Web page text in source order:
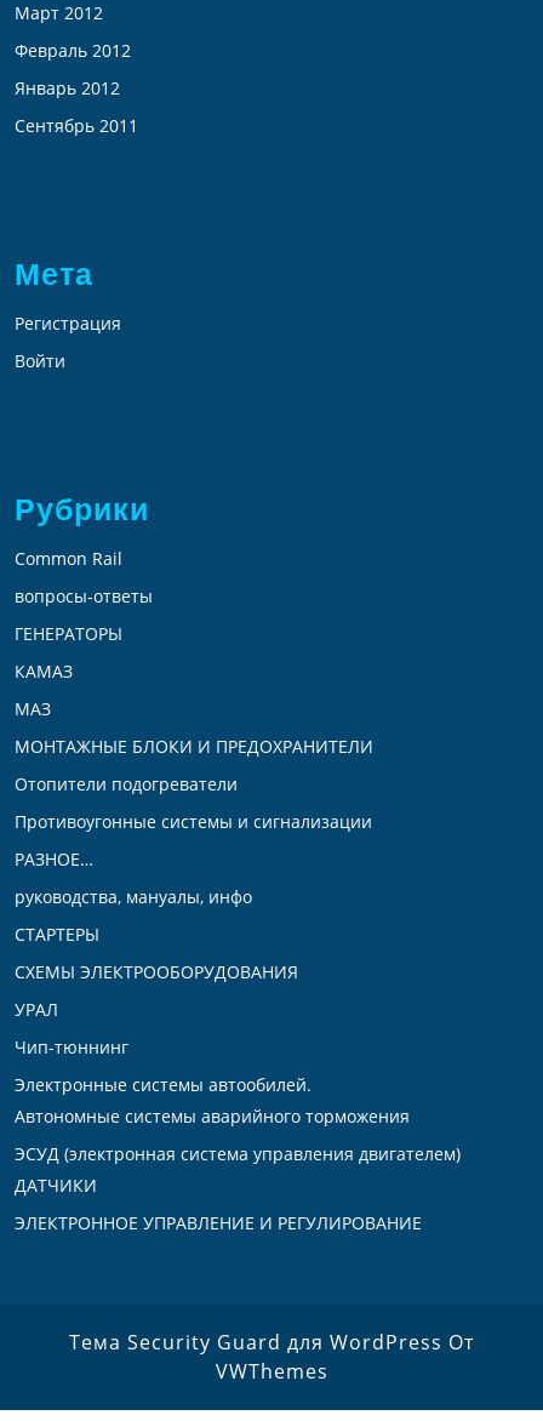
Март 2012
Февраль 2012
Январь 2012
Сентябрь 2011
Мета
Регистрация
Войти
Рубрики
Common Rail
вопросы-ответы
ГЕНЕРАТОРЫ
КАМАЗ
МАЗ
МОНТАЖНЫЕ БЛОКИ И ПРЕДОХРАНИТЕЛИ
Отопители подогреватели
Противоугонные системы и сигнализации
РАЗНОЕ…
руководства, мануалы, инфо
СТАРТЕРЫ
СХЕМЫ ЭЛЕКТРООБОРУДОВАНИЯ
УРАЛ
Чип-тюннинг
Электронные системы автообилей.
Автономные системы аварийного торможения
ЭСУД (электронная система управления двигателем)
ДАТЧИКИ
ЭЛЕКТРОННОЕ УПРАВЛЕНИЕ И РЕГУЛИРОВАНИЕ
Тема Security Guard для WordPress От
VWThemes